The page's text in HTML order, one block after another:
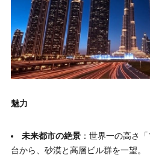
魅力
未来都市の絶景 ：世界一の高さ
台から、砂漠と高層ビル群を一望。